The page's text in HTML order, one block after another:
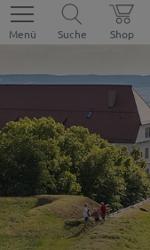
Menü Suche Shop